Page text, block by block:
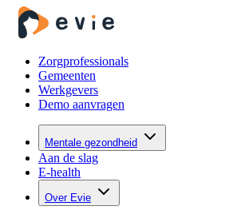
Zorgprofessionals
Gemeenten
Werkgevers
Demo aanvragen
Mentale gezondheid
Aan de slag
E-health
Over Evie